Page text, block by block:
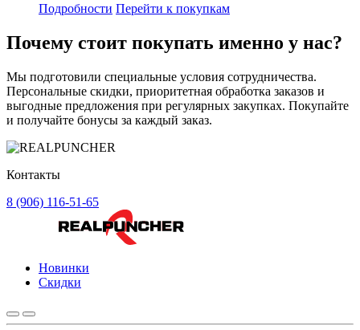
Подробности Перейти к покупкам
Почему стоит покупать именно у нас?
Мы подготовили специальные условия сотрудничества.
Персональные скидки, приоритетная обработка заказов и
выгодные предложения при регулярных закупках. Покупайте
и получайте бонусы за каждый заказ.
Контакты
8 (906) 116-51-65
Новинки
Скидки